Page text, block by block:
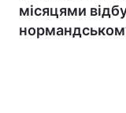
місяцями